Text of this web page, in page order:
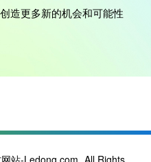
造更多新的机会和可能性
站-Ledong.com All Rights